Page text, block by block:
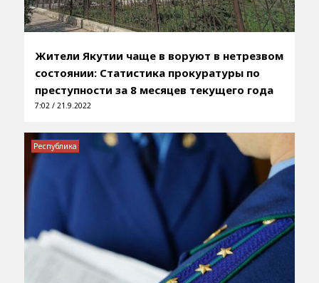
Жители Якутии чаще в воруют в нетрезвом
состоянии: Статистика прокуратуры по
преступности за 8 месяцев текущего года
7:02 / 21.9.2022
Республика